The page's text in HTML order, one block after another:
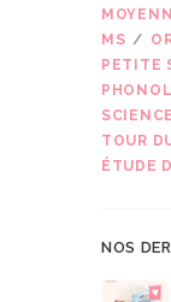
MS
PETITE
TOUR
ÉTUDE
NOS